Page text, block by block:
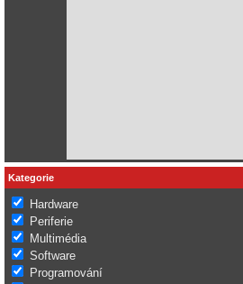
Kategorie
Hardware
Periferie
Multimédia
Software
Programování